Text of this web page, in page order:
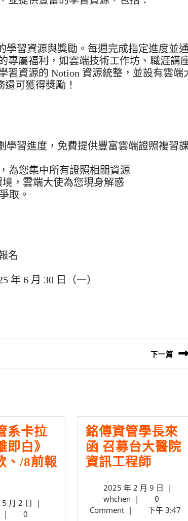
學習資源與獎勵。每週完成指定進度並通
專屬福利，如雲端技術工作坊、職涯講
習資源的 Notion 資源統整，並設有雲端
可獲得獎勵！
學習進度，免費提供豐富雲端證照複習課
為您集中所有證照相關資源
，雲端大使為您現身解惑
取。
名
年 6 月 30 日（一）
下一篇
系卡拉
即白》
、/8前報
月 2 日 2026
|
whchen
|
0
銘傳資管學長來
函 召募台大醫院
資訊工程師
資
管
2025 年 2 月 9 日 2025
2
|
whchen whchen
|
0
Comment | 下午 3:47